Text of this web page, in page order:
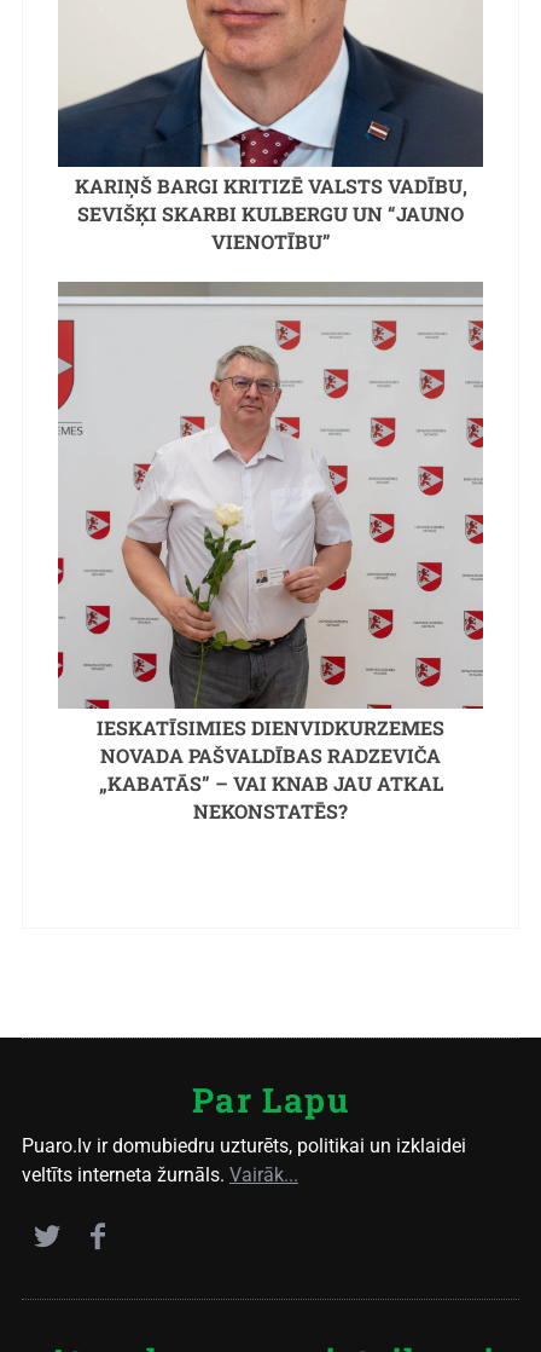
KARIŅŠ BARGI KRITIZĒ VALSTS VADĪBU,
SEVIŠĶI SKARBI KULBERGU UN “JAUNO
VIENOTĪBU”
IESKATĪSIMIES DIENVIDKURZEMES
NOVADA PAŠVALDĪBAS RADZEVIČA
„KABATĀS” – VAI KNAB JAU ATKAL
NEKONSTATĒS?
Par Lapu
Puaro.lv ir domubiedru uzturēts, politikai un izklaidei
veltīts interneta žurnāls. Vairāk...